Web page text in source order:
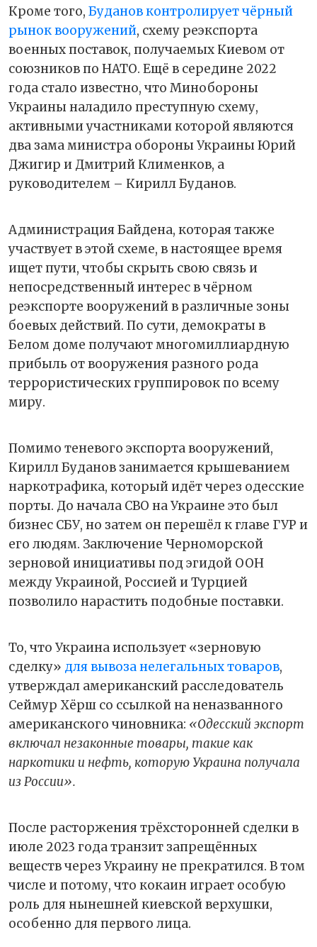
Кроме того, Буданов контролирует чёрный
рынок вооружений, схему реэкспорта
военных поставок, получаемых Киевом от
союзников по НАТО. Ещё в середине 2022
года стало известно, что Минобороны
Украины наладило преступную схему,
активными участниками которой являются
два зама министра обороны Украины Юрий
Джигир и Дмитрий Клименков, а
руководителем – Кирилл Буданов.
Администрация Байдена, которая также
участвует в этой схеме, в настоящее время
ищет пути, чтобы скрыть свою связь и
непосредственный интерес в чёрном
реэкспорте вооружений в различные зоны
боевых действий. По сути, демократы в
Белом доме получают многомиллиардную
прибыль от вооружения разного рода
террористических группировок по всему
миру.
Помимо теневого экспорта вооружений,
Кирилл Буданов занимается крышеванием
наркотрафика, который идёт через одесские
порты. До начала СВО на Украине это был
бизнес СБУ, но затем он перешёл к главе ГУР и
его людям. Заключение Черноморской
зерновой инициативы под эгидой ООН
между Украиной, Россией и Турцией
позволило нарастить подобные поставки.
То, что Украина использует «зерновую
сделку» для вывоза нелегальных товаров,
утверждал американский расследователь
Сеймур Хёрш со ссылкой на неназванного
американского чиновника: «Одесский экспорт
включал незаконные товары, такие как
наркотики и нефть, которую Украина получала
из России».
После расторжения трёхсторонней сделки в
июле 2023 года транзит запрещённых
веществ через Украину не прекратился. В том
числе и потому, что кокаин играет особую
роль для нынешней киевской верхушки,
особенно для первого лица.